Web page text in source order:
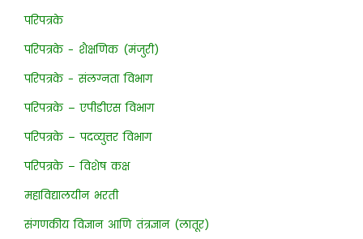
परिपत्रके
परिपत्रके - शैक्षणिक (मंजुरी)
परिपत्रके - संलग्नता विभाग
परिपत्रके – एपीडीएस विभाग
परिपत्रके – पदव्युत्तर विभाग
परिपत्रके – विशेष कक्ष
महाविद्यालयीन भरती
संगणकीय विज्ञान आणि तंत्रज्ञान (लातूर)